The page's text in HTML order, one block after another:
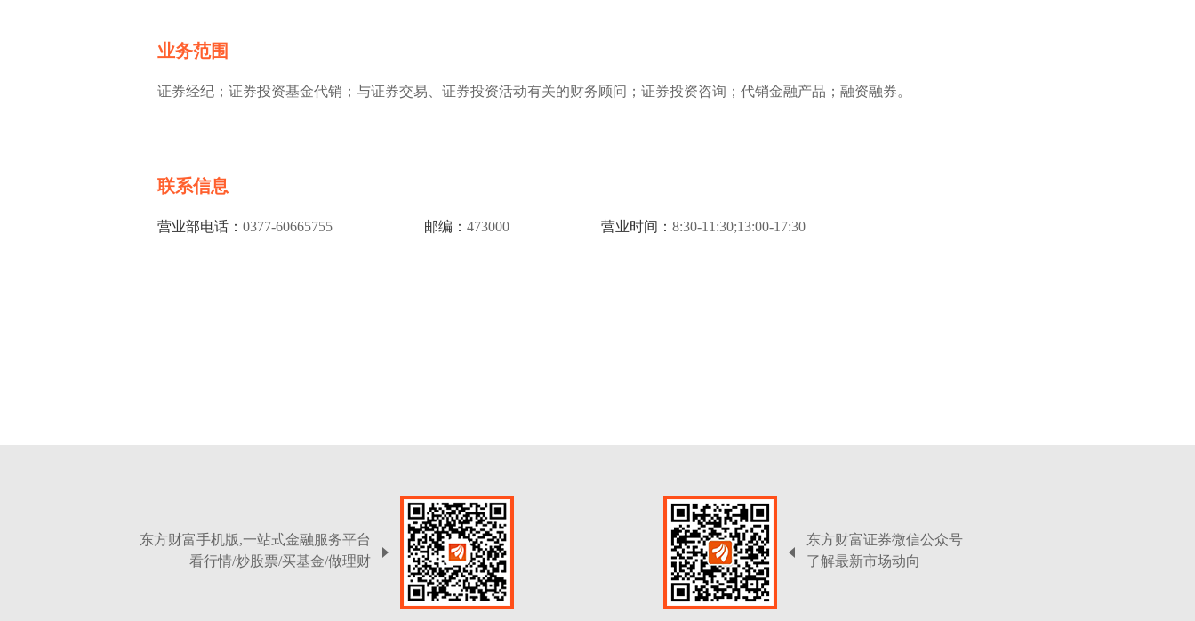
业务范围
证券经纪；证券投资基金代销；与证券交易、证券投资活动有关的财务顾问；证券投资咨询；代销金融产品；融资融券。
联系信息
营业部电话： 0377-60665755 邮编： 473000 营业时间： 8:30-11:30;13:00-17:30
东方财富手机版,一站式金融服务平台
看行情/炒股票/买基金/做理财
东方财富证券微信公众号
了解最新市场动向